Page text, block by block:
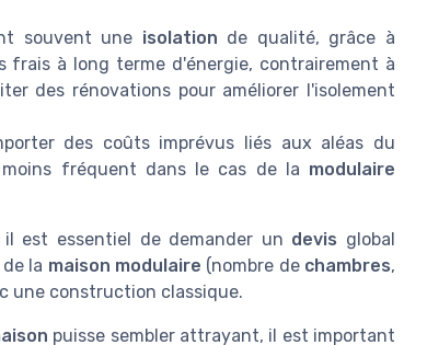
souvent une isolation de qualité, grâce à
frais à long terme d'énergie, contrairement à
des rénovations pour améliorer l'isolement
des coûts imprévus liés aux aléas du
fréquent dans le cas de la modulaire
il est essentiel de demander un devis global
la maison modulaire (nombre de chambres,
une construction classique.
puisse sembler attrayant, il est important